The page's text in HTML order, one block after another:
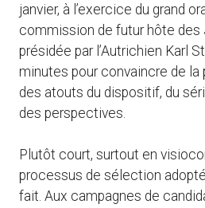
janvier, à l’exercice du grand
commission de futur hôte des
présidée par l’Autrichien Karl
minutes pour convaincre de la
des atouts du dispositif, du
des perspectives.
Plutôt court, surtout en
processus de sélection
fait. Aux campagnes de